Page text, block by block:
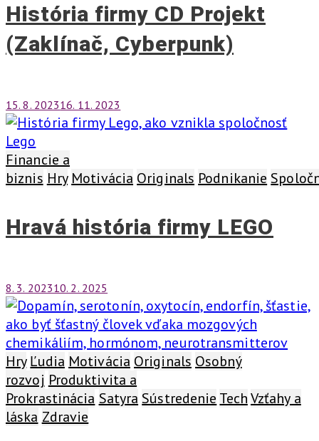
História firmy CD Projekt
(Zaklínač, Cyberpunk)
15. 8. 202316. 11. 2023
Financie a
biznis Hry Motivácia Originals Podnikanie
Hravá história firmy LEGO
8. 3. 202310. 2. 2025
Hry Ľudia Motivácia Originals Osobný
rozvoj Produktivita a
Prokrastinácia Satyra Sústredenie TechVzťahy a
láska Zdravie